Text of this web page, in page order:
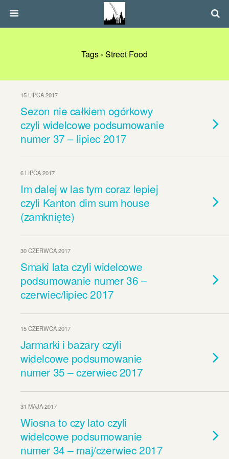
Tags › Street Food
15 LIPCA 2017
Sezon nie całkiem ogórkowy
czyli widelcowe podsumowanie
numer 37 – lipiec 2017
6 LIPCA 2017
Im dalej w las tym coraz lepiej
czyli Kanton dim sum house
(zamknięte)
30 CZERWCA 2017
Smaki lata czyli widelcowe
podsumowanie numer 36 –
czerwiec/lipiec 2017
15 CZERWCA 2017
Jarmarki i bazary czyli
widelcowe podsumowanie
numer 35 – czerwiec 2017
31 MAJA 2017
Wiosna to czy lato czyli
widelcowe podsumowanie
numer 34 – maj/czerwiec 2017